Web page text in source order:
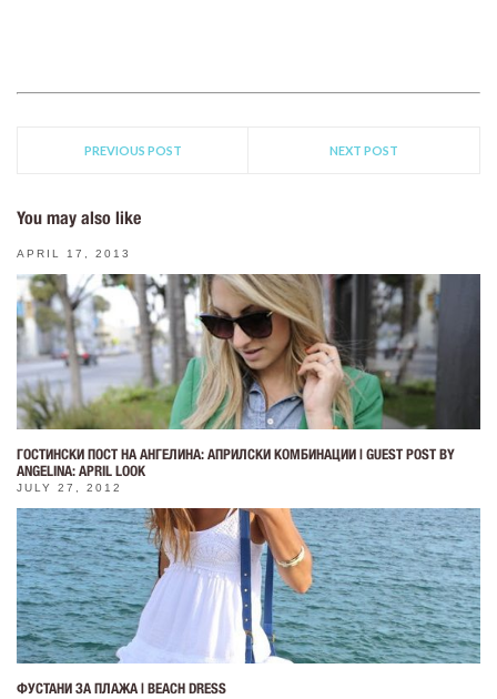
PREVIOUS POST NEXT POST
You may also like
APRIL 17, 2013
ГОСТИНСКИ ПОСТ НА АНГЕЛИНА: АПРИЛСКИ КОМБИНАЦИИ | GUEST POST BY
ANGELINA: APRIL LOOK
JULY 27, 2012
ФУСТАНИ ЗА ПЛАЖА | BEACH DRESS